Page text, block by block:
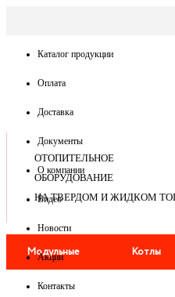
Каталог продукции
Оплата
Доставка
Документы
О компании
Видео
Новости
Акции
Контакты
ОТОПИТЕЛЬНОЕ
ОБОРУДОВАНИЕ
НА ТВЕРДОМ И ЖИДКОМ
Модульные
котельные
Котлы